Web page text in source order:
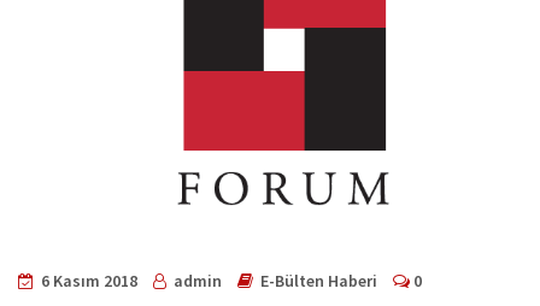
6 Kasım 2018 admin E-Bülten Haberi 0